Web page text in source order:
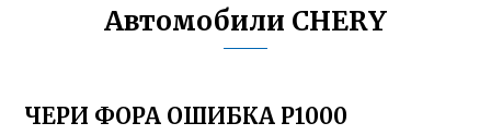
Автомобили CHERY
ЧЕРИ ФОРА ОШИБКА P1000